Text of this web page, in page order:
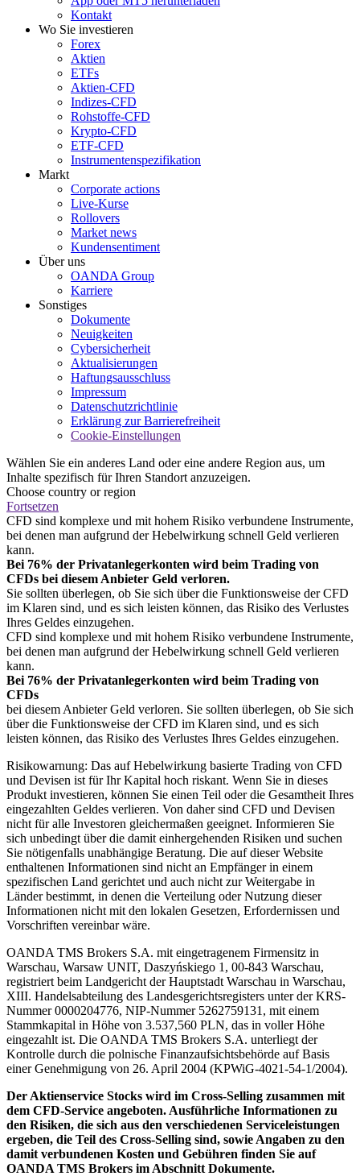
Kontakt
Wo Sie investieren
Forex
Aktien
ETFs
Aktien-CFD
Indizes-CFD
Rohstoffe-CFD
Krypto-CFD
ETF-CFD
Instrumentenspezifikation
Markt
Corporate actions
Live-Kurse
Rollovers
Market news
Kundensentiment
Über uns
OANDA Group
Karriere
Sonstiges
Dokumente
Neuigkeiten
Cybersicherheit
Aktualisierungen
Haftungsausschluss
Impressum
Datenschutzrichtlinie
Erklärung zur Barrierefreiheit
Cookie-Einstellungen
Wählen Sie ein anderes Land oder eine andere Region aus, um
Inhalte spezifisch für Ihren Standort anzuzeigen.
Choose country or region
Fortsetzen
CFD sind komplexe und mit hohem Risiko verbundene Instrumente,
bei denen man aufgrund der Hebelwirkung schnell Geld verlieren
kann.
Bei 76% der Privatanlegerkonten wird beim Trading von
CFDs bei diesem Anbieter Geld verloren.
Sie sollten überlegen, ob Sie sich über die Funktionsweise der CFD
im Klaren sind, und es sich leisten können, das Risiko des Verlustes
Ihres Geldes einzugehen.
CFD sind komplexe und mit hohem Risiko verbundene Instrumente,
bei denen man aufgrund der Hebelwirkung schnell Geld verlieren
kann.
Bei 76% der Privatanlegerkonten wird beim Trading von
CFDs
bei diesem Anbieter Geld verloren. Sie sollten überlegen, ob Sie sich
über die Funktionsweise der CFD im Klaren sind, und es sich
leisten können, das Risiko des Verlustes Ihres Geldes einzugehen.
Risikowarnung: Das auf Hebelwirkung basierte Trading von CFD
und Devisen ist für Ihr Kapital hoch riskant. Wenn Sie in dieses
Produkt investieren, können Sie einen Teil oder die Gesamtheit Ihres
eingezahlten Geldes verlieren. Von daher sind CFD und Devisen
nicht für alle Investoren gleichermaßen geeignet. Informieren Sie
sich unbedingt über die damit einhergehenden Risiken und suchen
Sie nötigenfalls unabhängige Beratung. Die auf dieser Website
enthaltenen Informationen sind nicht an Empfänger in einem
spezifischen Land gerichtet und auch nicht zur Weitergabe in
Länder bestimmt, in denen die Verteilung oder Nutzung dieser
Informationen nicht mit den lokalen Gesetzen, Erfordernissen und
Vorschriften vereinbar wäre.
OANDA TMS Brokers S.A. mit eingetragenem Firmensitz in
Warschau, Warsaw UNIT, Daszyńskiego 1, 00-843 Warschau,
registriert beim Landgericht der Hauptstadt Warschau in Warschau,
XIII. Handelsabteilung des Landesgerichtsregisters unter der KRS-
Nummer 0000204776, NIP-Nummer 5262759131, mit einem
Stammkapital in Höhe von 3.537,560 PLN, das in voller Höhe
eingezahlt ist. Die OANDA TMS Brokers S.A. unterliegt der
Kontrolle durch die polnische Finanzaufsichtsbehörde auf Basis
einer Genehmigung von 26. April 2004 (KPWiG-4021-54-1/2004).
Der Aktienservice Stocks wird im Cross-Selling zusammen mit
dem CFD-Service angeboten. Ausführliche Informationen zu
den Risiken, die sich aus den verschiedenen Serviceleistungen
ergeben, die Teil des Cross-Selling sind, sowie Angaben zu den
damit verbundenen Kosten und Gebühren finden Sie auf
OANDA TMS Brokers im Abschnitt Dokumente.